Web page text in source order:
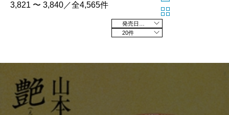
3,821 〜 3,840／全4,565件
20件